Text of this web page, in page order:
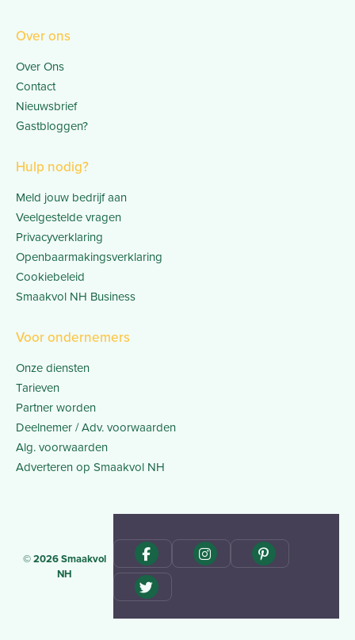
Over ons
Over Ons
Contact
Nieuwsbrief
Gastbloggen?
Hulp nodig?
Meld jouw bedrijf aan
Veelgestelde vragen
Privacyverklaring
Openbaarmakingsverklaring
Cookiebeleid
Smaakvol NH Business
Voor ondernemers
Onze diensten
Tarieven
Partner worden
Deelnemer / Adv. voorwaarden
Alg. voorwaarden
Adverteren op Smaakvol NH
© 2026 Smaakvol
NH